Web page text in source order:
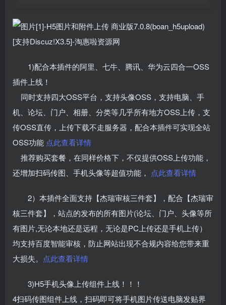
1)配合本插件的阿里、七牛、腾讯、华为云四合一OSS
插件上线！
同时支持四大OSS平台，支持头像OSS，支持电脑、手
机、论坛、门户、相册、分类等几乎所有地方OSS上传，支
传OSS直传，上传下载不走服务器，配合本插件可实现全站
OSS功能 点此查看详情
推荐购买套餐，在同样价格下，不仅提供OSS上传功能，
还增加扫码传图、手机头像等超值功能， 点此查看详情
2）本插件全面支持【杰瑞审核三件套】，配合【杰瑞审
核三件套】，站点的发布的所有图片(论坛、门户、头像等所
有图片,无论本地还是远程，无论是PC上传还是手机上传）
均支持百度智能审核，防止网站出现不合规内容给您带来重
大损失。 点此查看详情
3)H5手机头像上传组件上线！！！
4扫码传图组件上线，扫码即可将手机图片传送电脑发贴界